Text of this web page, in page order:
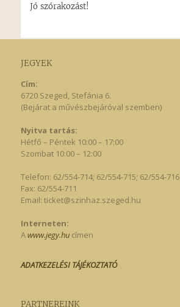
JEGYEK
Cím:
6720 Szeged, Stefánia 6.
(Bejárat a művészbejáróval szemben)
Nyitva tartás:
Hétfő – Péntek 10:00 – 17:00
Szombat 10:00 – 12:00
Telefon: 62/554-714; 62/554-715; 62/554-716
Fax: 62/554-711
Email: ticket@szinhaz.szeged.hu
Interneten:
Awww.jegy.hucímen
ADATKEZELÉSI TÁJÉKOZTATÓ
PARTNEREINK